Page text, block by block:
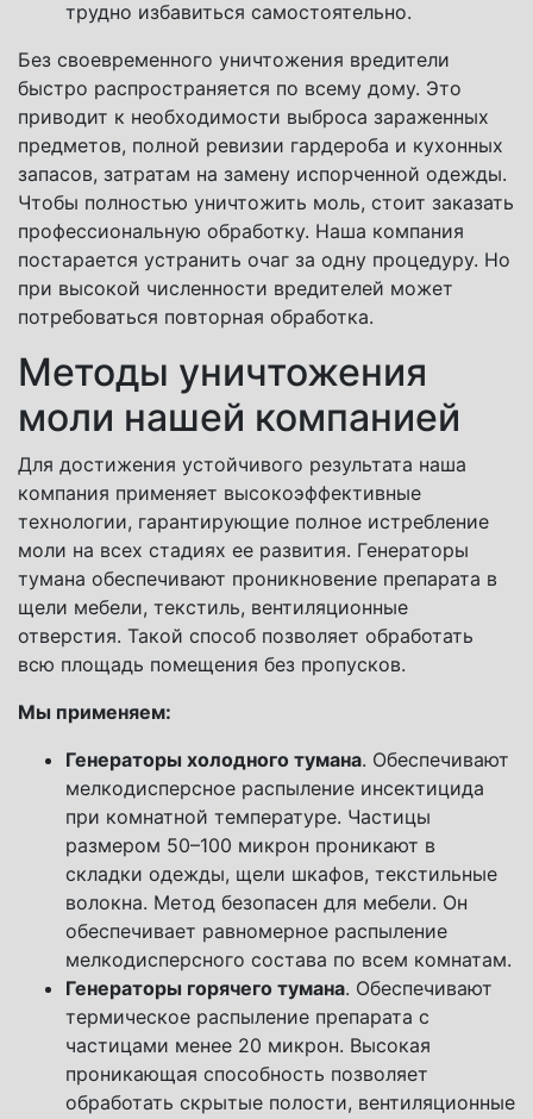
трудно избавиться самостоятельно.
Без своевременного уничтожения вредители
быстро распространяется по всему дому. Это
приводит к необходимости выброса зараженных
предметов, полной ревизии гардероба и кухонных
запасов, затратам на замену испорченной одежды.
Чтобы полностью уничтожить моль, стоит заказать
профессиональную обработку. Наша компания
постарается устранить очаг за одну процедуру. Но
при высокой численности вредителей может
потребоваться повторная обработка.
Методы уничтожения
моли нашей компанией
Для достижения устойчивого результата наша
компания применяет высокоэффективные
технологии, гарантирующие полное истребление
моли на всех стадиях ее развития. Генераторы
тумана обеспечивают проникновение препарата в
щели мебели, текстиль, вентиляционные
отверстия. Такой способ позволяет обработать
всю площадь помещения без пропусков.
Мы применяем:
Генераторы холодного тумана. Обеспечивают
мелкодисперсное распыление инсектицида
при комнатной температуре. Частицы
размером 50–100 микрон проникают в
складки одежды, щели шкафов, текстильные
волокна. Метод безопасен для мебели. Он
обеспечивает равномерное распыление
мелкодисперсного состава по всем комнатам.
Генераторы горячего тумана. Обеспечивают
термическое распыление препарата с
частицами менее 20 микрон. Высокая
проникающая способность позволяет
обработать скрытые полости, вентиляционные